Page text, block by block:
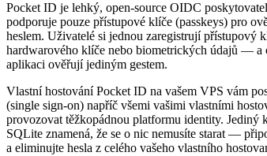
Pocket ID je lehký, open-source OIDC
podporuje pouze přístupové klíče (passkeys) pro
heslem. Uživatelé si jednou zaregistrují přístupový
hardwarového klíče nebo biometrických údajů — a
aplikaci ověřují jediným gestem.
Vlastní hostování Pocket ID na vašem VPS vám
(single sign-on) napříč všemi vašimi vlastními
provozovat těžkopádnou platformu identity. Jediný
SQLite znamená, že se o nic nemusíte starat —
a eliminujte hesla z celého vašeho vlastního